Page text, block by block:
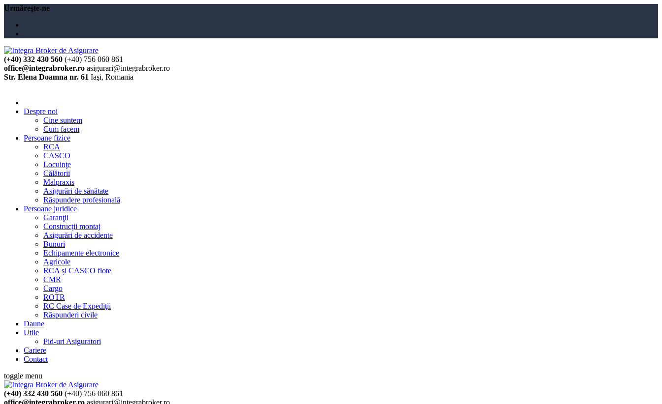
Urmăreşte-ne
(+40) 332 430 560 (+40) 756 060 861
office@integrabroker.ro asigurari@integrabroker.ro
Str. Elena Doamna nr. 61 Iaşi, Romania
Despre noi
Cine suntem
Cum facem
Persoane fizice
RCA
CASCO
Locuinţe
Călătorii
Malpraxis
Asigurări de sănătate
Răspundere profesională
Persoane juridice
Garanţii
Construcţii montaj
Asigurări de accidente
Bunuri
Echipamente electronice
Agricole
RCA și CASCO flote
CMR
Cargo
ROTR
RC Case de Expediţii
Răspunderi civile
Daune
Utile
Pid-uri Asiguratori
Cariere
Contact
toggle menu
(+40) 332 430 560 (+40) 756 060 861
office@integrabroker.ro asigurari@integrabroker.ro